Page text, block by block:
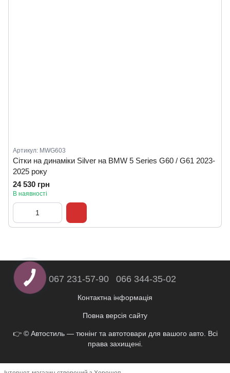
Артикул: MWG603
Сітки на динаміки Silver на BMW 5 Series G60 / G61 2023-
2025 року
24 530 грн
В наявності
067 231-57-90 066 344-35-02
Контактна інформація
Повна версія сайту
👉 © Автостиль — тюнінг та автотовари для вашого авто. Всі
права захищені.